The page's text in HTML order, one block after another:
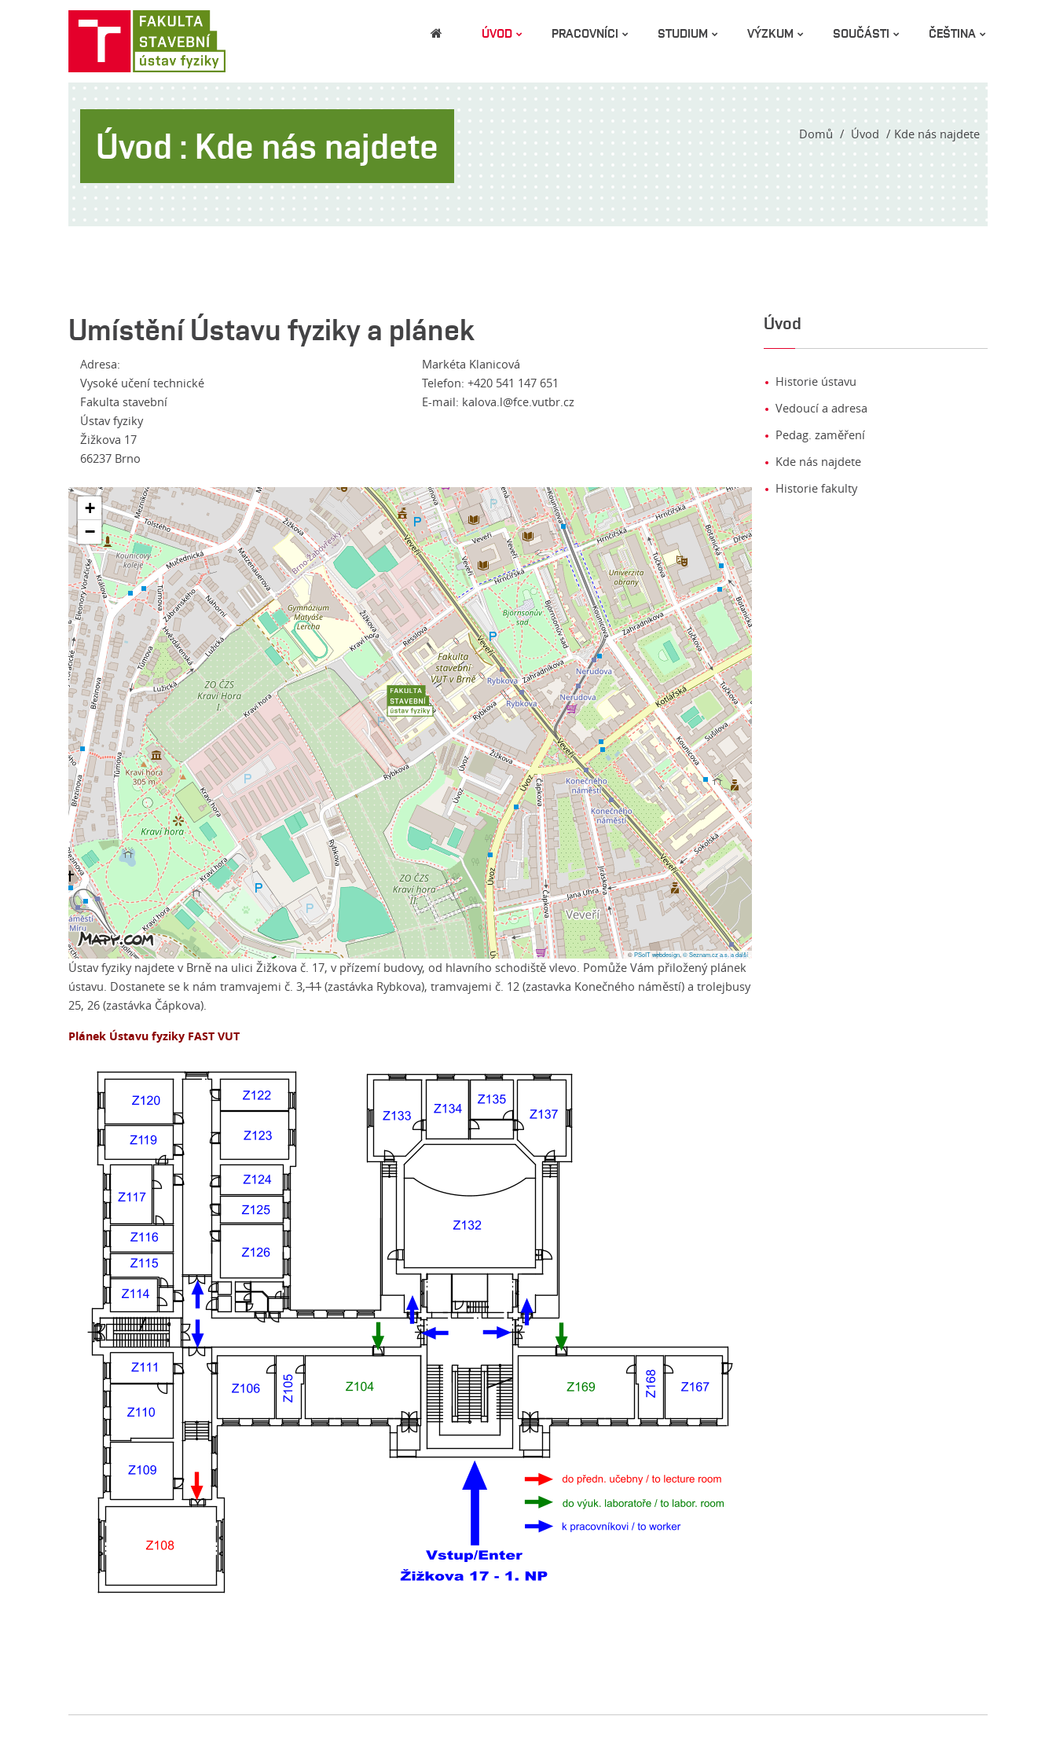
ÚVOD PRACOVNÍCI STUDIUM VÝZKUM SOUČÁSTI ČEŠTINA
Úvod : Kde nás najdete Domů Úvod Kde nás najdete
Umístění Ústavu fyziky a plánek
Adresa:
Vysoké učení technické
Fakulta stavební
Ústav fyziky
Žižkova 17
66237 Brno
Markéta Klanicová
Telefon: +420 541 147 651
E-mail: kalova.l@fce.vutbr.cz
+
−
©PSoIT webdesign © Seznam.cz a.s. a další
Ústav fyziky najdete v Brně na ulici Žižkova č. 17, v přízemí budovy, od hlavního schodiště vlevo. Pomůže Vám přiložený plánek
ústavu. Dostanete se k nám tramvajemi č. 3,11 (zastávka Rybkova), tramvajemi č. 12 (zastavka Konečného náměstí) a trolejbusy
25, 26 (zastávka Čápkova).
Plánek Ústavu fyziky FAST VUT
Úvod
Historie ústavu
Vedoucí a adresa
Pedag. zaměření
Kde nás najdete
Historie fakulty